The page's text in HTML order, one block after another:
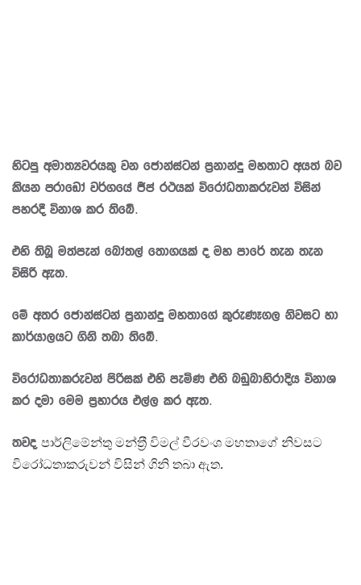
හිටපු අමාත්‍යවරයකු වන ජොන්ස්ටන් ප්‍රනාන්දු මහතාට අයත් බව
කියන ප‍්‍රාඩෝ වර්ගයේ ජීප් රථයක් විරෝධතාකරුවන් විසින්
පහරදී විනාශ කර තිබේ.
එහි තිබූ මත්පැන් බෝතල් තොගයක් ද මහ පාරේ තැන තැන
විසිරී ඇත.
මේ අතර ජොන්ස්ටන් ප්‍රනාන්දු මහතාගේ කුරුණෑගල නිවසට හා
කාර්යාලයට ගිනි තබා තිබේ.
විරෝධතාකරුවන් පිරිසක් එහි පැමිණ එහි බඩුබාහිරාදිය විනාශ
කර දමා මෙම ප්‍රහාරය එල්ල කර ඇත.
තවද පාර්ලිමේන්තු මන්ත‍්‍රී විමල් වීරවංශ මහතාගේ නිවසට
විරෝධතාකරුවන් විසින් ගිනි තබා ඇත.